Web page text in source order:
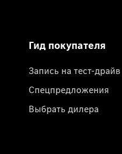
Гид покупателя
Запись на тест-драйв
Спецпредложения
Выбрать дилера